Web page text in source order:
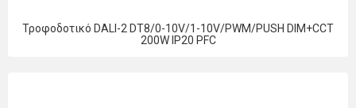
Τροφοδοτικό DALI-2 DT8/0-10V/1-10V/PWM/PUSH DIM+CCT
200W IP20 PFC